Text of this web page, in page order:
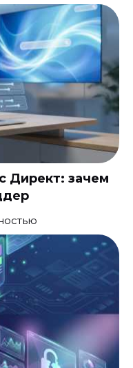
Директ: зачем